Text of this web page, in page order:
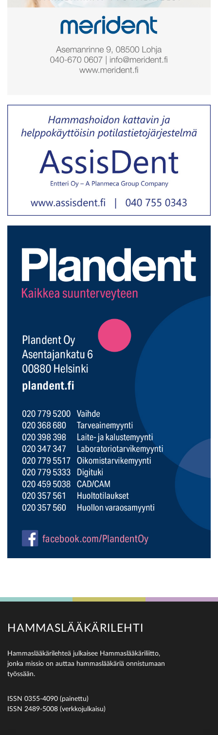
HAMMASLÄÄKÄRILEHTI
Hammaslääkärilehteä julkaisee Hammaslääkäriliitto,
jonka missio on auttaa hammaslääkäriä onnistumaan
työssään.
ISSN 0355-4090 (painettu)
ISSN 2489-5008 (verkkojulkaisu)